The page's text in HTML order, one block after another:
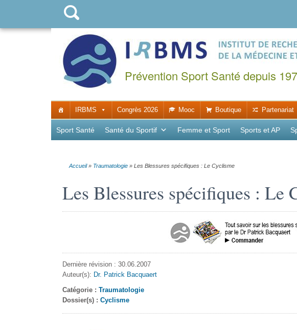
Prévention Sport Santé depuis
IRBMS Congrès 2026 Mooc Boutique Partenariat
Sport Santé Santé du Sportif Femme et Sport Sports et AP
Accueil» Traumatologie» Les Blessures spécifiques : Le Cyclisme
Les Blessures spécifiques : Le
Dernière révision : 30.06.2007
Auteur(s): Dr. Patrick Bacquaert
Catégorie : Traumatologie
Dossier(s) : Cyclisme